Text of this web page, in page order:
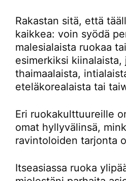
Rakastan sitä, että
kaikkea: voin syödä
malesialaista ruokaa
esimerkiksi kiinalaista,
thaimaalaista,
eteläkorealaista tai
Eri ruokakulttuureille
omat hyllyvälinsä,
ravintoloiden tarjonta
Itseasiassa ruoka